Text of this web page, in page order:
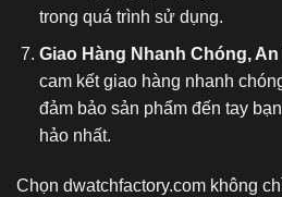
trong quá trình sử dụng.
Giao Hàng Nhanh Chóng, An
cam kết giao hàng nhanh
đảm bảo sản phẩm đến tay
hảo nhất.
Chọn dwatchfactory.com không